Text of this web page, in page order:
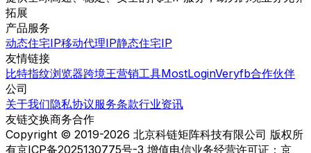
拓展
产品服务
动态住宅IP移动代理IP静态住宅IP
友情链接
比特指纹浏览器跨境王营销工具MostLoginVeryfb合作伙伴
公司
关于我们隐私协议服务条款行业资讯
友链交换商务合作
Copyright © 2019-2026 北京科链矩阵科技有限公司 版权所
有京ICP备2025130775号-3 增值电信业务经营许可证：京